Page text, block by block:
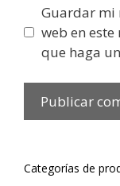
Guardar mi
web en
que haga
Categorías de